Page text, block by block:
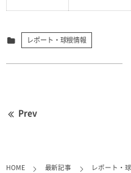
レポート・球根情報
Prev
HOME 最新記事 レポート・